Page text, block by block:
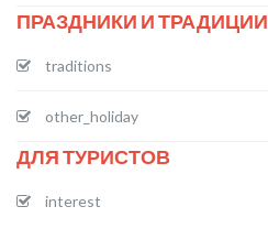
ПРАЗДНИКИ И ТРАДИЦИИ
traditions
other_holiday
ДЛЯ ТУРИСТОВ
interest